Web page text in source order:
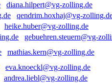
diana.hilpert@vg-zolling.de
qendrim.hoxhaj@vg-
heike.huber@vg-zolling.de
gebuehren.steuern@vg-
mathias.kern@vg-zolling.de
eva.knoeckl@vg-zolling.de
andrea.liebl@vg-zolling.de